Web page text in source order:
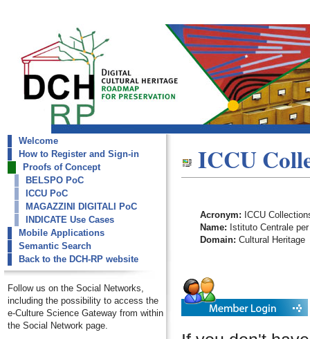
dch-rp
ICCU Collections
Welcome
How to Register and Sign-in
Proofs of Concept
BELSPO PoC
ICCU PoC
MAGAZZINI DIGITALI PoC
INDICATE Use Cases
Mobile Applications
Semantic Search
Back to the DCH-RP website
Follow us on the Social Networks,
including the possibility to access the
e-Culture Science Gateway from within
the Social Network page.
ICCU
Acronym: ICCU
Name: Istituto Centrale
Domain: Cultural Heritage